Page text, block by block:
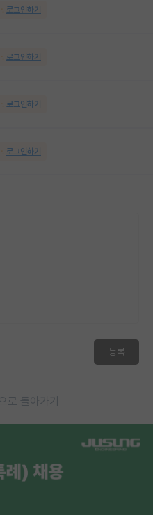
. 로그인하기
. 로그인하기
. 로그인하기
. 로그인하기
등록
로 돌아가기